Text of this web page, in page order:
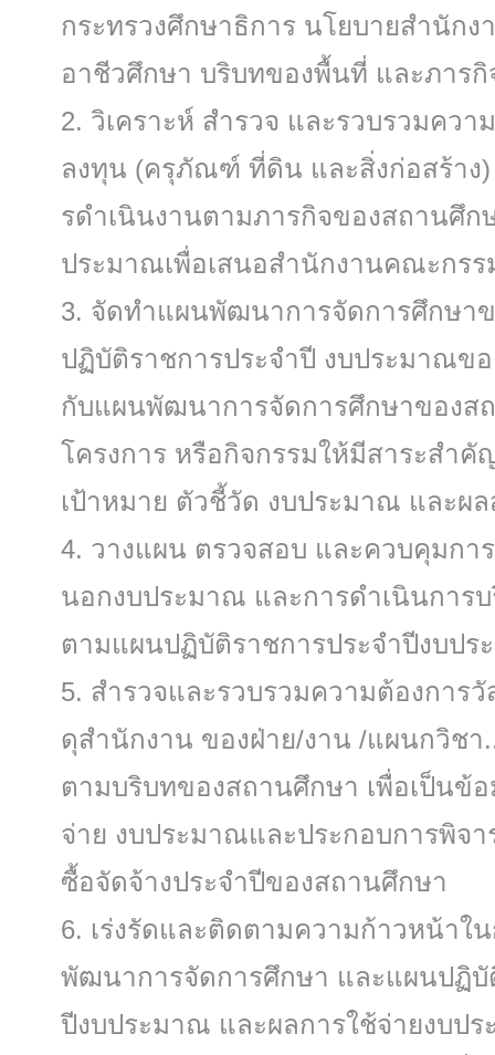
กระทรวงศึกษาธิการ นโยบายสํานัก
อาชีวศึกษา บริบทของพื้นที่ และภาร
วิเคราะห์ สํารวจ และรวบรวมคว
ลงทุน (ครุภัณฑ์ ที่ดิน และสิ่งก่อสร้าง
รดําเนินงานตามภารกิจของสถานศึ
ประมาณเพื่อเสนอสํานักงานคณะกร
จัดทําแผนพัฒนาการจัดการศึกษา
ปฏิบัติราชการประจําปี งบประมาณข
กับแผนพัฒนาการจัดการศึกษาของส
โครงการ หรือกิจกรรมให้มีสาระสํา
เป้าหมาย ตัวชี้วัด งบประมาณ และผ
วางแผน ตรวจสอบ และควบคุมกา
นอกงบประมาณ และการดําเนินการบ
ตามแผนปฏิบัติราชการประจําปีงบป
สํารวจและรวบรวมความต้องการ
ดุสํานักงาน ของฝ่าย/งาน /แผนกวิช
ตามบริบทของสถานศึกษา เพื่อเป็นข้
จ่าย งบประมาณและประกอบการพิจ
ซื้อจัดจ้างประจําปีของสถานศึกษา
เร่งรัดและติดตามความก้าวหน้าใ
พัฒนาการจัดการศึกษา และแผนปฏิบั
ปีงบประมาณ และผลการใช้จ่ายงบป